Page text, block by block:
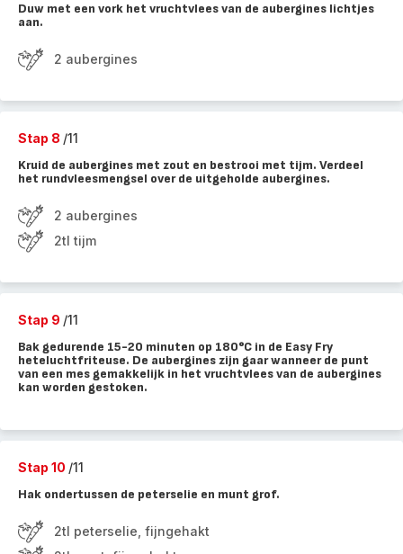
Duw met een vork het vruchtvlees van de aubergines lichtjes
aan.
2 aubergines
Stap 8 /11
Kruid de aubergines met zout en bestrooi met tijm. Verdeel
het rundvleesmengsel over de uitgeholde aubergines.
2 aubergines
2tl tijm
Stap 9 /11
Bak gedurende 15-20 minuten op 180°C in de Easy Fry
heteluchtfriteuse. De aubergines zijn gaar wanneer de punt
van een mes gemakkelijk in het vruchtvlees van de aubergines
kan worden gestoken.
Stap 10 /11
Hak ondertussen de peterselie en munt grof.
2tl peterselie, fijngehakt